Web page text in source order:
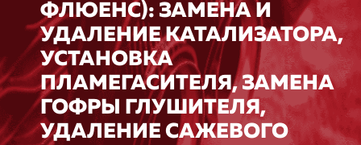
ФЛЮЕНС): ЗАМЕНА И
УДАЛЕНИЕ КАТАЛИЗАТОРА,
УСТАНОВКА
ПЛАМЕГАСИТЕЛЯ, ЗАМЕНА
ГОФРЫ ГЛУШИТЕЛЯ,
УДАЛЕНИЕ САЖЕВОГО